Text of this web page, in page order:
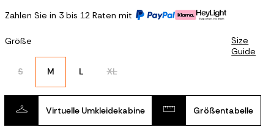
Zahlen Sie in 3 bis 12 Raten mit
Größe
Size
Guide
S
M L XL
Virtuelle Umkleidekabine Größentabelle